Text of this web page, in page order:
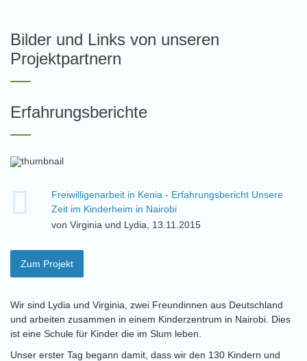
Bilder und Links von unseren
Projektpartnern
Erfahrungsberichte
Freiwilligenarbeit in Kenia - Erfahrungsbericht Unsere
Zeit im Kinderheim in Nairobi
von Virginia und Lydia, 13.11.2015
Zum Projekt
Wir sind Lydia und Virginia, zwei Freundinnen aus Deutschland
und arbeiten zusammen in einem Kinderzentrum in Nairobi. Dies
ist eine Schule für Kinder die im Slum leben.
Unser erster Tag begann damit, dass wir den 130 Kindern und